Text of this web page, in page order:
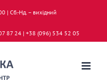
| Сб.-Нд. – вихідний
87 24 | +38 (096) 534 52 05